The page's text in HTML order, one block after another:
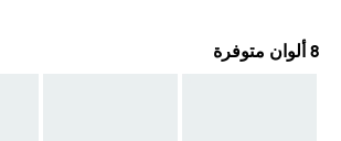
8 ألوان متوفرة